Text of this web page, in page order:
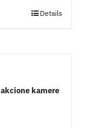
Details
kamere